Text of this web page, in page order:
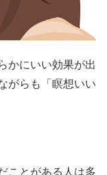
かにいい効果が出
がらも「瞑想いい
ことがある人は多